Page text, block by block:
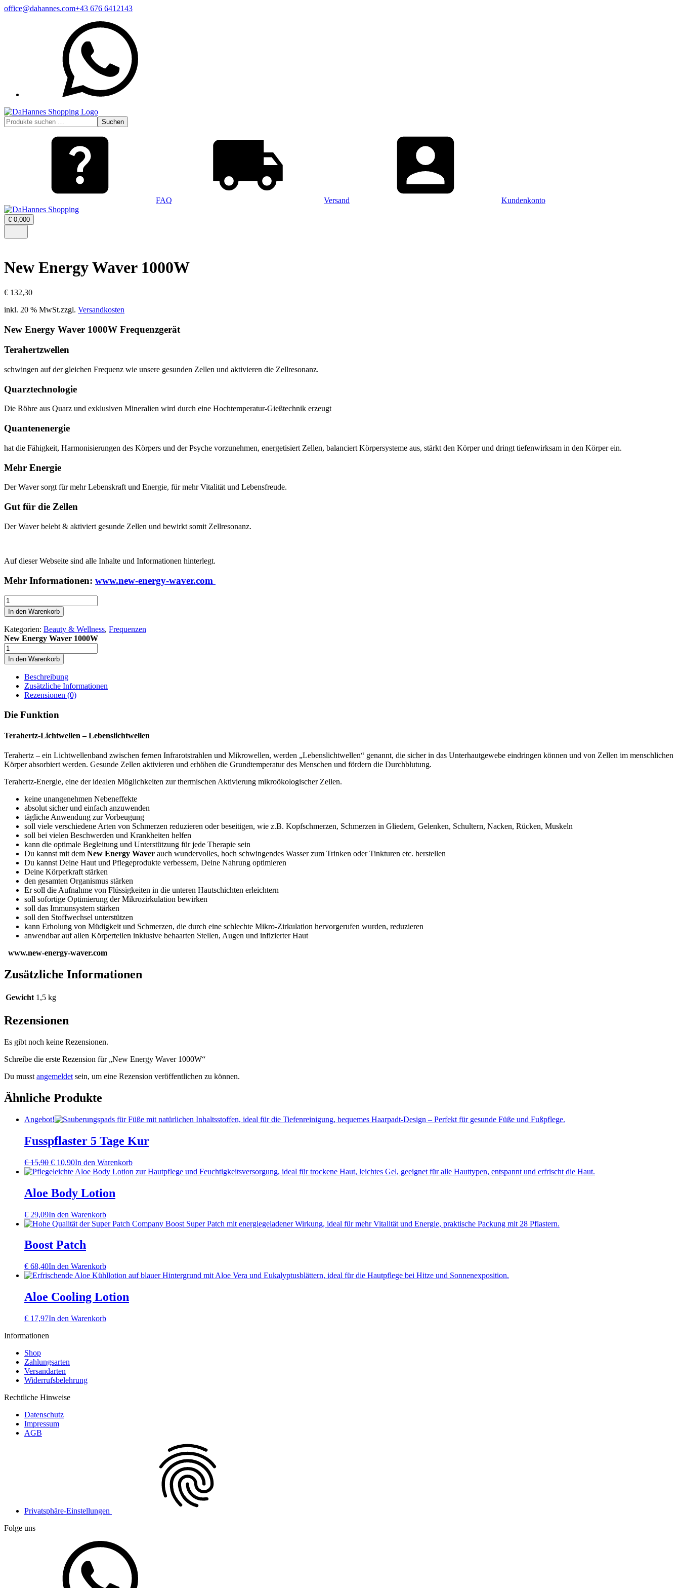
Zum
office@dahannes.com+43 676 6412143
Suchen
nach:
Suchen
FAQ Versand Kundenkonto
€ 0,000Warenkorb
öffnen
€0,00
Menü
New Energy Waver 1000W
€ 132,30
inkl. 20 % MwSt.zzgl. Versandkosten
New Energy Waver 1000W Frequenzgerät
Terahertzwellen
schwingen auf der gleichen Frequenz wie unsere gesunden Zellen und aktivieren die Zellresonanz.
Quarztechnologie
Die Röhre aus Quarz und exklusiven Mineralien wird durch eine Hochtemperatur-Gießtechnik erzeugt
Quantenenergie
hat die Fähigkeit, Harmonisierungen des Körpers und der Psyche vorzunehmen, energetisiert Zellen, balanciert Körpersysteme aus, stärkt den Körper und dringt tiefenwirksam in den Körper ein.
Mehr Energie
Der Waver sorgt für mehr Lebenskraft und Energie, für mehr Vitalität und Lebensfreude.
Gut für die Zellen
Der Waver belebt & aktiviert gesunde Zellen und bewirkt somit Zellresonanz.
Auf dieser Webseite sind alle Inhalte und Informationen hinterlegt.
Mehr Informationen: www.new-energy-waver.com
New
Energy
Waver
1000W
Menge
In den Warenkorb
Kategorien: Beauty & Wellness, Frequenzen
New Energy Waver 1000W
New
Energy
Waver
1000W
Menge
In den Warenkorb
Beschreibung
Zusätzliche Informationen
Rezensionen (0)
Die Funktion
Terahertz-Lichtwellen – Lebenslichtwellen
Terahertz – ein Lichtwellenband zwischen fernen Infrarotstrahlen und Mikrowellen, werden „Lebenslichtwellen“ genannt, die sicher in das Unterhautgewebe eindringen können und von Zellen im menschlichen
Körper absorbiert werden. Gesunde Zellen aktivieren und erhöhen die Grundtemperatur des Menschen und fördern die Durchblutung.
Terahertz-Energie, eine der idealen Möglichkeiten zur thermischen Aktivierung mikroökologischer Zellen.
keine unangenehmen Nebeneffekte
absolut sicher und einfach anzuwenden
tägliche Anwendung zur Vorbeugung
soll viele verschiedene Arten von Schmerzen reduzieren oder beseitigen, wie z.B. Kopfschmerzen, Schmerzen in Gliedern, Gelenken, Schultern, Nacken, Rücken, Muskeln
soll bei vielen Beschwerden und Krankheiten helfen
kann die optimale Begleitung und Unterstützung für jede Therapie sein
Du kannst mit dem New Energy Waver auch wundervolles, hoch schwingendes Wasser zum Trinken oder Tinkturen etc. herstellen
Du kannst Deine Haut und Pflegeprodukte verbessern, Deine Nahrung optimieren
Deine Körperkraft stärken
den gesamten Organismus stärken
Er soll die Aufnahme von Flüssigkeiten in die unteren Hautschichten erleichtern
soll sofortige Optimierung der Mikrozirkulation bewirken
soll das Immunsystem stärken
soll den Stoffwechsel unterstützen
kann Erholung von Müdigkeit und Schmerzen, die durch eine schlechte Mikro-Zirkulation hervorgerufen wurden, reduzieren
anwendbar auf allen Körperteilen inklusive behaarten Stellen, Augen und infizierter Haut
www.new-energy-waver.com
Zusätzliche Informationen
Gewicht 1,5 kg
Rezensionen
Es gibt noch keine Rezensionen.
Schreibe die erste Rezension für „New Energy Waver 1000W“
Du musst angemeldet sein, um eine Rezension veröffentlichen zu können.
Ähnliche Produkte
Angebot!
Fusspflaster 5 Tage Kur
€15,90 Ursprünglicher
Preis
€ 15,90
€ 10,90Aktueller
Preis
€ 10,90.
In den Warenkorb
Aloe Body Lotion
€ 29,09In den Warenkorb
Boost Patch
€ 68,40In den Warenkorb
Aloe Cooling Lotion
€ 17,97In den Warenkorb
Informationen
Shop
Zahlungsarten
Versandarten
Widerrufsbelehrung
Rechtliche Hinweise
Datenschutz
Impressum
AGB
Privatsphäre-Einstellungen
Folge uns